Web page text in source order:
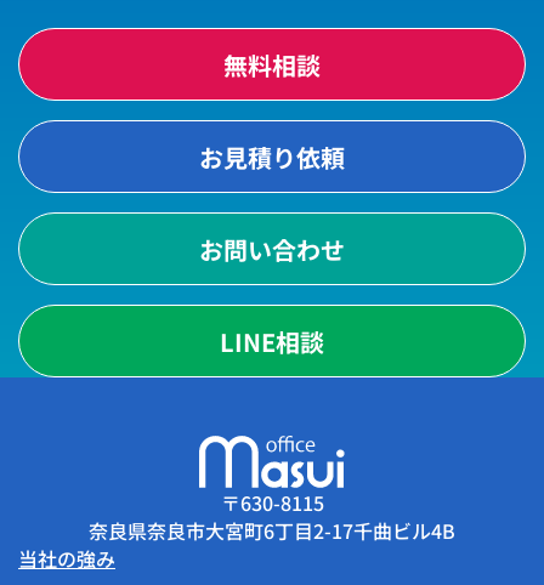
無料相談
お見積り依頼
お問い合わせ
LINE相談
〒630-8115
奈良県奈良市大宮町6丁目2-17千曲ビル4B
当社の強み